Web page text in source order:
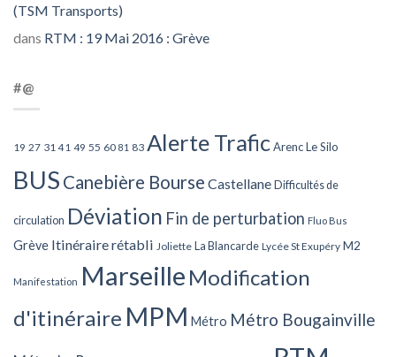
(TSM Transports)
dans RTM : 19 Mai 2016 : Grève
#@
19 27 31 41 49 55 60 81 83 Alerte TraficArenc Le Silo
BUS Canebière Bourse Castellane Difficultés de
circulation Déviation Fin de perturbation Fluo Bus
Grève Itinéraire rétabli Joliette La Blancarde Lycée St Exupéry M2
Manifestation Marseille Modification
d'itinéraire MPM Métro Métro Bougainville